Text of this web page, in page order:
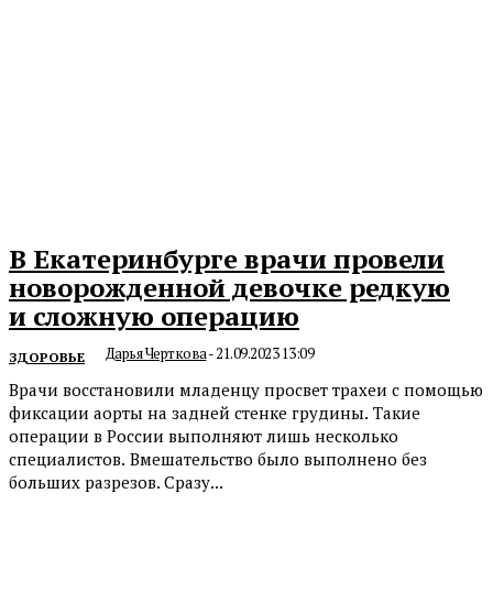
В Екатеринбурге врачи провели
новорожденной девочке редкую
и сложную операцию
ЗДОРОВЬЕ Дарья Черткова-21.09.2023 13:09
Врачи восстановили младенцу просвет трахеи с помощью
фиксации аорты на задней стенке грудины. Такие
операции в России выполняют лишь несколько
специалистов. Вмешательство было выполнено без
больших разрезов. Сразу...